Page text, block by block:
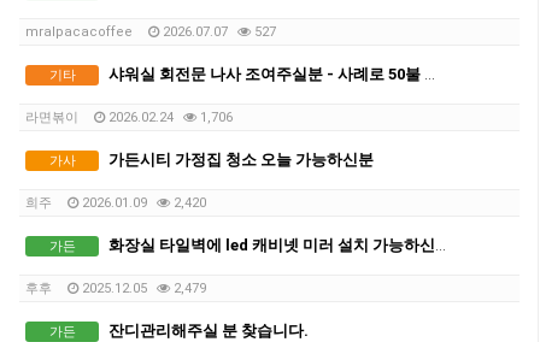
mralpacacoffee 2026.07.07 527
기타 샤워실 회전문 나사 조여주실분 - 사례로 50불 드려요 (위치: 사뱅)
라면볶이 2026.02.24 1,706
가사 가든시티 가정집 청소 오늘 가능하신분
희주 2026.01.09 2,420
가든 화장실 타일벽에 led 캐비넷 미러 설치 가능하신분?
후후 2025.12.05 2,479
가든 잔디관리해주실 분 찾습니다.